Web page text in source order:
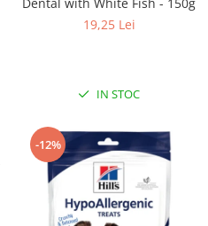
19,25 Lei
IN STOC
-12%